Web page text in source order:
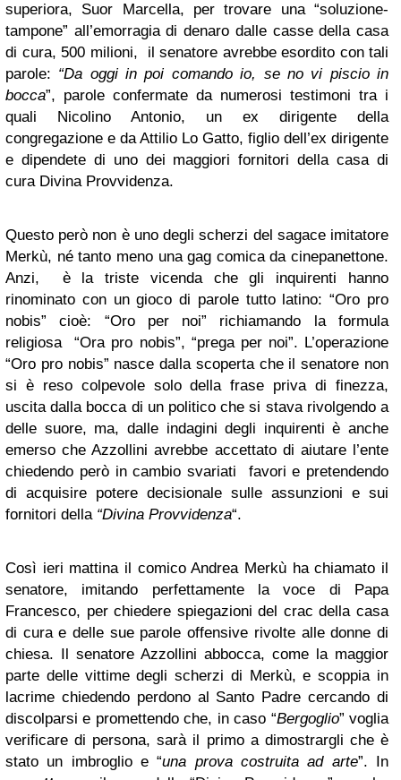
superiora, Suor Marcella, per trovare una “soluzione-
tampone” all’emorragia di denaro dalle casse della casa
di cura, 500 milioni, il senatore avrebbe esordito con tali
parole: “Da oggi in poi comando io, se no vi piscio in
bocca”, parole confermate da numerosi testimoni tra i
quali Nicolino Antonio, un ex dirigente della
congregazione e da Attilio Lo Gatto, figlio dell’ex dirigente
e dipendete di uno dei maggiori fornitori della casa di
cura Divina Provvidenza.
Questo però non è uno degli scherzi del sagace imitatore
Merkù, né tanto meno una gag comica da cinepanettone.
Anzi, è la triste vicenda che gli inquirenti hanno
rinominato con un gioco di parole tutto latino: “Oro pro
nobis” cioè: “Oro per noi” richiamando la formula
religiosa “Ora pro nobis”, “prega per noi”. L’operazione
“Oro pro nobis” nasce dalla scoperta che il senatore non
si è reso colpevole solo della frase priva di finezza,
uscita dalla bocca di un politico che si stava rivolgendo a
delle suore, ma, dalle indagini degli inquirenti è anche
emerso che Azzollini avrebbe accettato di aiutare l’ente
chiedendo però in cambio svariati favori e pretendendo
di acquisire potere decisionale sulle assunzioni e sui
fornitori della “Divina Provvidenza“.
Così ieri mattina il comico Andrea Merkù ha chiamato il
senatore, imitando perfettamente la voce di Papa
Francesco, per chiedere spiegazioni del crac della casa
di cura e delle sue parole offensive rivolte alle donne di
chiesa. Il senatore Azzollini abbocca, come la maggior
parte delle vittime degli scherzi di Merkù, e scoppia in
lacrime chiedendo perdono al Santo Padre cercando di
discolparsi e promettendo che, in caso “Bergoglio” voglia
verificare di persona, sarà il primo a dimostrargli che è
stato un imbroglio e “una prova costruita ad arte”. In